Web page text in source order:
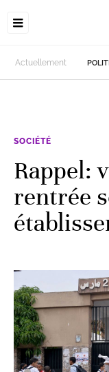
Actuellement
SOCIÉTÉ
Rappel:
rentrée